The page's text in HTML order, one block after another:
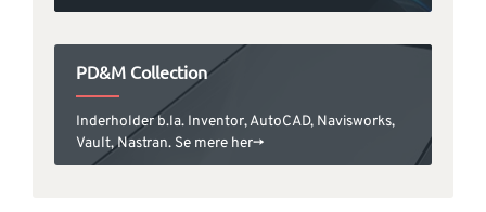
PD&M Collection
Inderholder b.la. Inventor, AutoCAD, Navisworks,
Vault, Nastran. Se mere her->